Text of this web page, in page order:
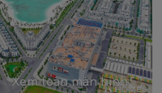
Xem toàn màn hình